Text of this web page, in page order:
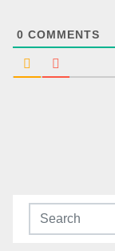
0 COMMENTS